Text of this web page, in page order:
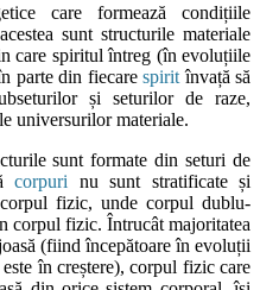
care formează condițiile
sunt structurile materiale
care spiritul întreg (în evoluțiile
parte din fiecare spirit învață să
și seturilor de raze,
universurilor materiale.
sunt formate din seturi de
corpuri nu sunt stratificate și
fizic, unde corpul dublu-
corpul fizic. Întrucât majoritatea
(fiind începătoare în evoluții
în creștere), corpul fizic care